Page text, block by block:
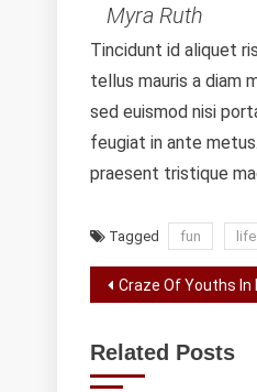
Myra Ruth
Tincidunt id aliquet
tellus mauris a diam
sed euismod nisi
feugiat in ante
praesent tristique
Tagged fun
artigos
Craze Of Youths In
Related Posts